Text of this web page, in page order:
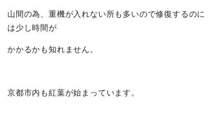
山間の為、重機が入れない所も多いので修復するのに
は少し時間が
かかるかも知れません。
京都市内も紅葉が始まっています。